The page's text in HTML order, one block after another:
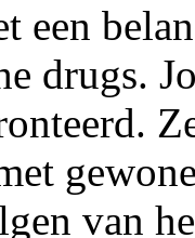
een
drugs.
van